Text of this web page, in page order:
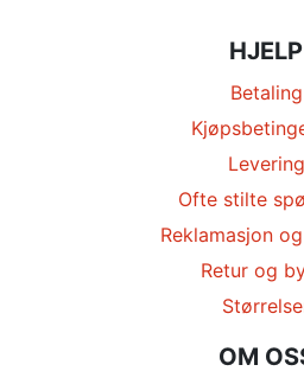
HJELP
Betaling
Levering
Ofte stilte
Reklamasjon
Retur og
OM